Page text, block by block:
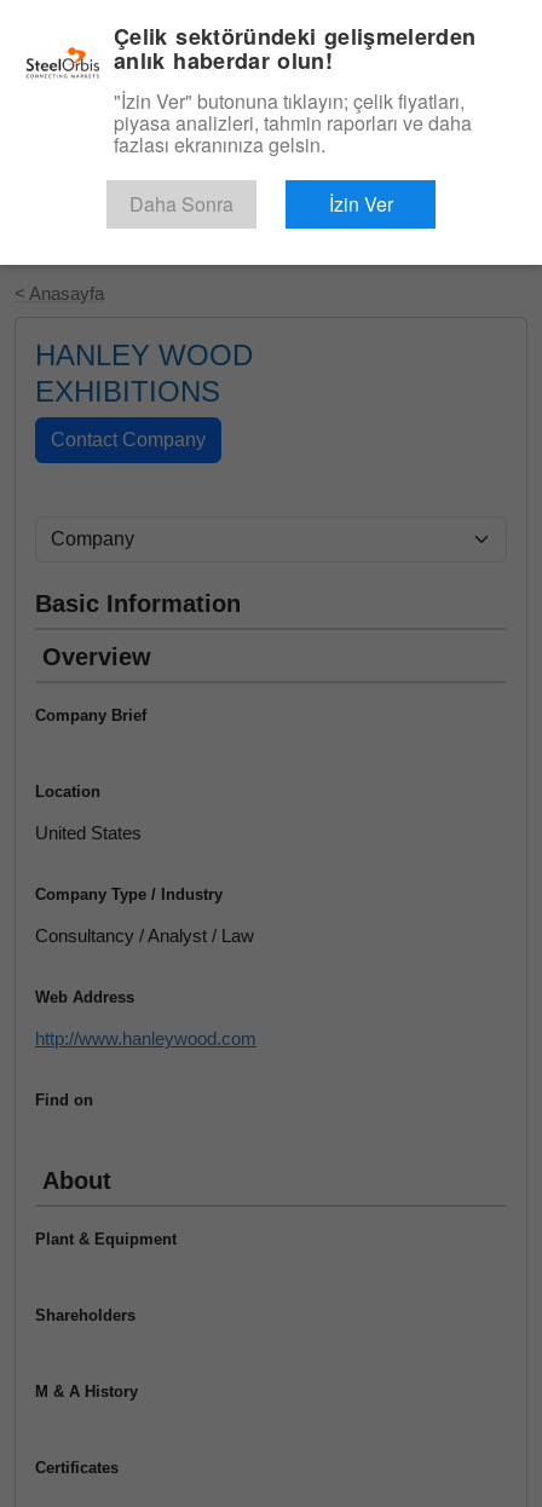
Ücretsiz Deneyin
< Anasayfa
HANLEY WOOD
EXHIBITIONS
Basic Information
Overview
Company Brief
Location
United States
Company Type / Industry
Consultancy / Analyst / Law
Web Address
http://www.hanleywood.com
Find on
About
Plant & Equipment
Shareholders
M & A History
Certificates
Çelik sektöründeki gelişmelerden
anlık haberdar olun!
"İzin Ver" butonuna tıklayın; çelik fiyatları,
piyasa analizleri, tahmin raporları ve daha
fazlası ekranınıza gelsin.
Daha Sonra İzin Ver